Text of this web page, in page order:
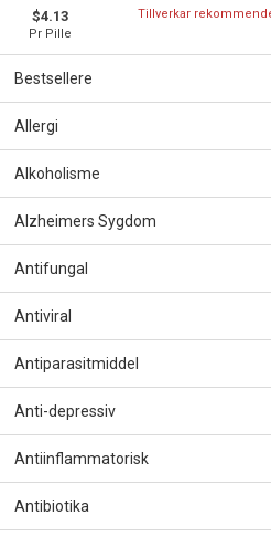
$4.13
Pr Pille
Tillverkar
Bestsellere
Allergi
Alkoholisme
Alzheimers Sygdom
Antifungal
Antiviral
Antiparasitmiddel
Anti-depressiv
Antiinflammatorisk
Antibiotika